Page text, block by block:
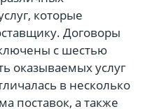
которые
Договоры
с шестью
оказываемых услуг
в несколько
поставок, а также